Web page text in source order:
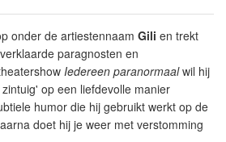
onder de artiestennaam Gili en trekt
paragnosten en
Iedereen paranormaalwil hij
op een liefdevolle manier
humor die hij gebruikt werkt op de
doet hij je weer met verstomming